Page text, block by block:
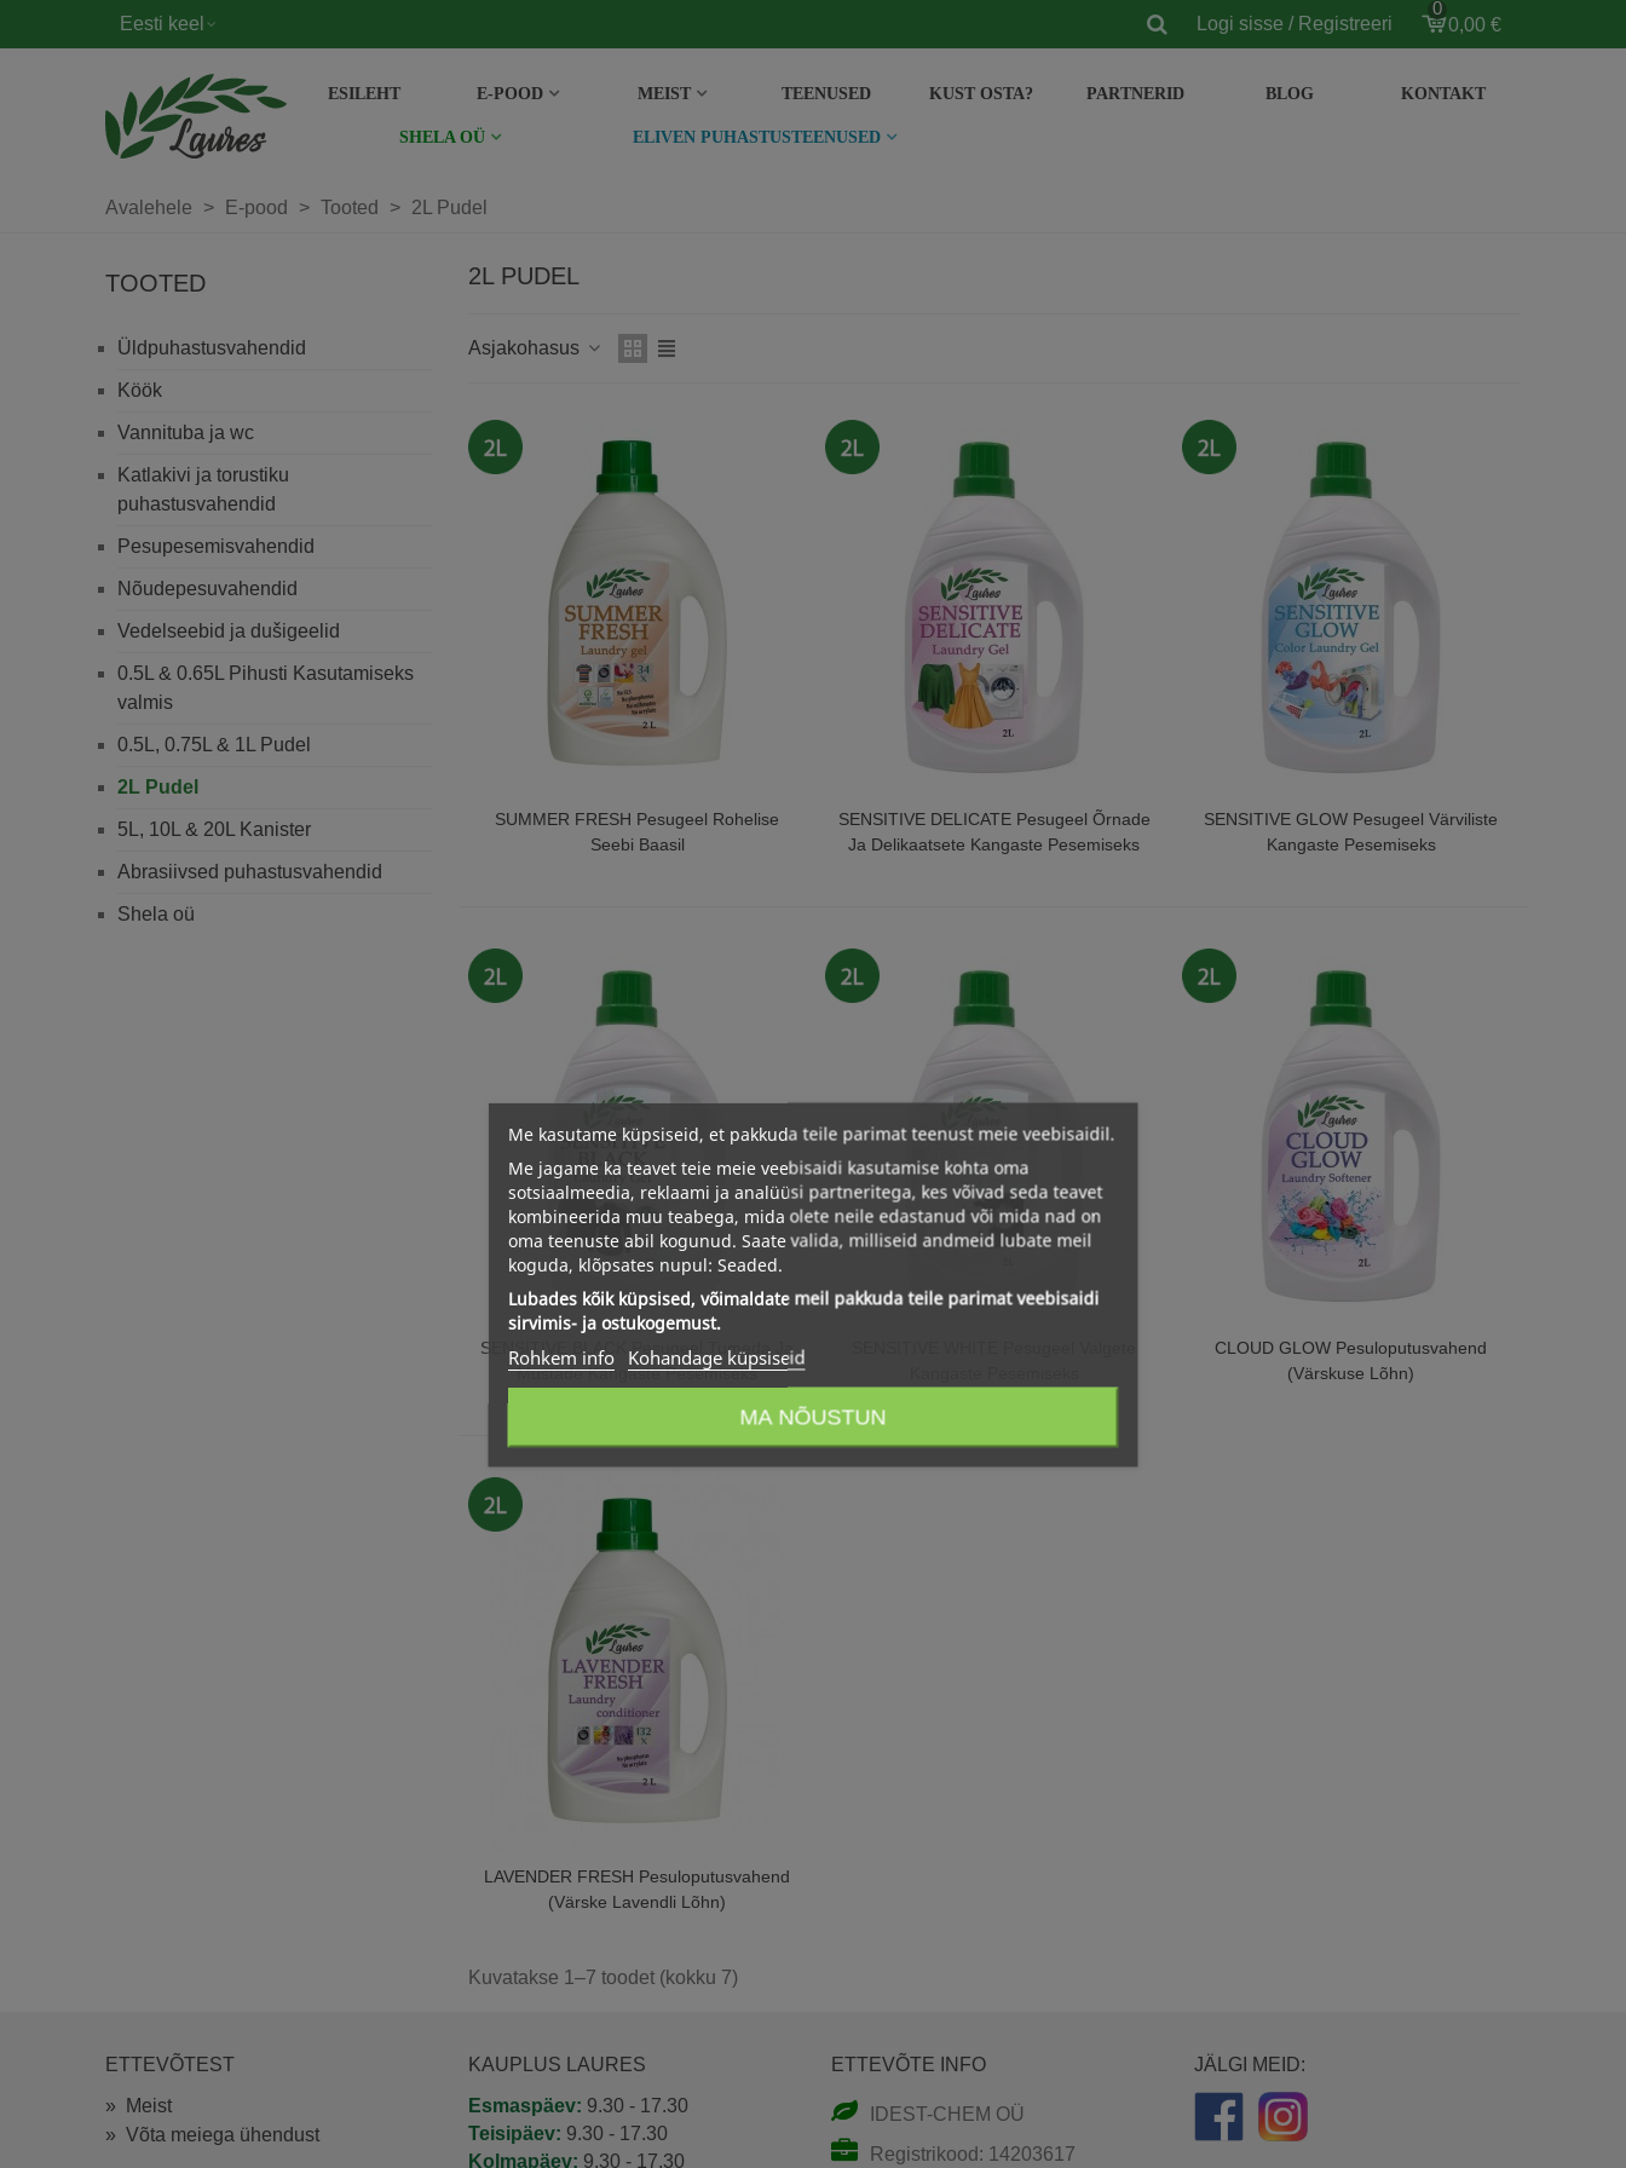
Eesti keel Logi sisse / Registreeri
0
0,00 €
ESILEHT E-POOD MEIST TEENUSED KUST OSTA? PARTNERID BLOG KONTAKT
SHELA OÜ ELIVEN PUHASTUSTEENUSED
Avalehele > E-pood > Tooted > 2L Pudel
TOOTED
Üldpuhastusvahendid
Köök
Vannituba ja wc
Katlakivi ja torustiku
puhastusvahendid
Pesupesemisvahendid
Nõudepesuvahendid
Vedelseebid ja dušigeelid
0.5L & 0.65L Pihusti Kasutamiseks
valmis
0.5L, 0.75L & 1L Pudel
2L Pudel
5L, 10L & 20L Kanister
Abrasiivsed puhastusvahendid
Shela oü
2L PUDEL
Asjakohasus
2L
SUMMER FRESH Pesugeel Rohelise
Seebi Baasil
2L
SENSITIVE DELICATE Pesugeel Õrnade
Ja Delikaatsete Kangaste Pesemiseks
2L
SENSITIVE GLOW Pesugeel Värviliste
Kangaste Pesemiseks
2L
SENSITIVE BLACK Pesugeel Tumeda Ja
Mustade Kangaste Pesemiseks
2L 2L
CLOUD GLOW Pesuloputusvahend
(Värskuse Lõhn)
2L
LAVENDER FRESH Pesuloputusvahend
(Värske Lavendli Lõhn)
Kuvatakse 1–7 toodet (kokku 7)
ETTEVÕTEST
»
Meist
» Võta meiega ühendust
KAUPLUS LAURES
Esmaspäev: 9.30 - 17.30
Teisipäev: 9.30 - 17.30
Kolmapäev: 9.30 - 17.30
ETTEVÕTE INFO
IDEST-CHEM OÜ
Registrikood: 14203617
JÄLGI MEID:
Me kasutame küpsiseid, et pakkuda teile parimat teenust meie veebisaidil.
Me jagame ka teavet teie meie veebisaidi kasutamise kohta oma
sotsiaalmeedia, reklaami ja analüüsi partneritega, kes võivad seda teavet
kombineerida muu teabega, mida olete neile edastanud või mida nad on
oma teenuste abil kogunud. Saate valida, milliseid andmeid lubate meil
koguda, klõpsates nupul: Seaded.
Lubades kõik küpsised, võimaldate meil pakkuda teile parimat veebisaidi
sirvimis- ja ostukogemust.
Rohkem info Kohandage küpsiseid
MA NÕUSTUN